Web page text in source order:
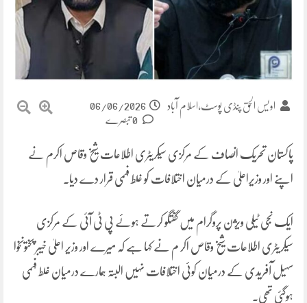
اویس الحق پنڈی پوسٹ،اسلام آباد
06/06/2026
پاکستان تحریک انصاف کے مرکزی سیکریٹری اطلاعات شیخ وقاص اکرم نے
اپنے اور وزیراعلیٰ کے درمیان اختلافات کو غلط فہمی قرار دے دیا۔
ایک نجی ٹیلی ویژن پروگرام میں گفتگو کرتے ہوئے پی ٹی آئی کے مرکزی
سیکریٹری اطلاعات شیخ وقاص اکر م نے کہا ہے کہ میرے اور وزیر اعلیٰ خیبر پختونخوا
سہیل آفریدی کے درمیان کوئی اختلافات نہیں البتہ ہمارے درمیان غلط فہمی
ہوگئی تھی۔